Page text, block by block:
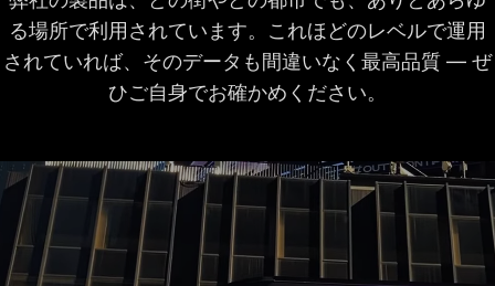
チャート上の四半期
ごとの財務データ
8年 8年 8年
数
バーリプレイ
日足以上の過去デー
タ
すべて すべて すべて
る場所で利用されています。これほどのレベルで運用
されていれば、そのデータも間違いなく最高品質 ― ぜ
ひご自身でお確かめください。